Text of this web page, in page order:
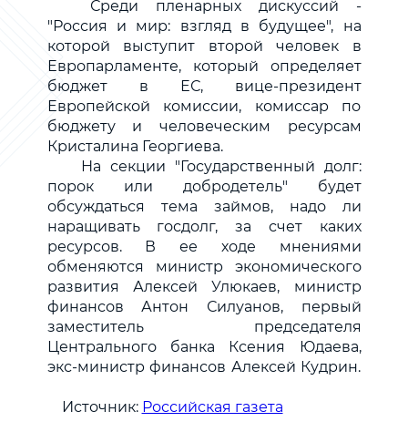
Среди пленарных дискуссий -
"Россия и мир: взгляд в будущее", на
которой выступит второй человек в
Европарламенте, который определяет
бюджет в ЕС, вице-президент
Европейской комиссии, комиссар по
бюджету и человеческим ресурсам
Кристалина Георгиева.
На секции "Государственный долг:
порок или добродетель" будет
обсуждаться тема займов, надо ли
наращивать госдолг, за счет каких
ресурсов. В ее ходе мнениями
обменяются министр экономического
развития Алексей Улюкаев, министр
финансов Антон Силуанов, первый
заместитель председателя
Центрального банка Ксения Юдаева,
экс-министр финансов Алексей Кудрин.
Источник: Российская газета